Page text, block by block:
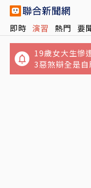
即時 演習 熱門 要
19歲女大生慘
3惡煞辯全是
英特爾拚再起